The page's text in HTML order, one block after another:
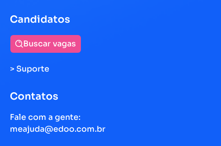
Candidatos
Buscar vagas
> Suporte
Contatos
Fale com a gente:
meajuda@edoo.com.br